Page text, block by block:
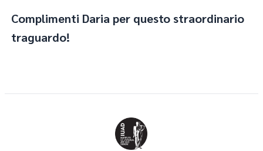
Complimenti Daria per questo straordinario
traguardo!